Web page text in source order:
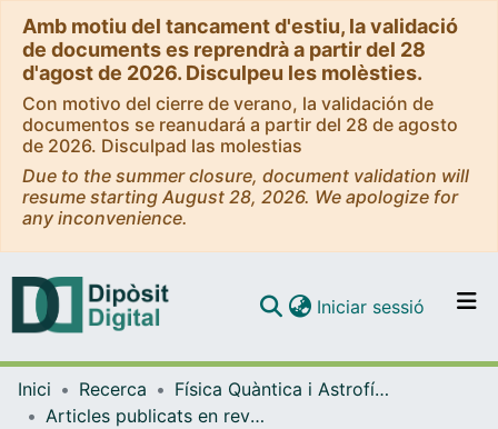
Amb motiu del tancament d'estiu, la validació
de documents es reprendrà a partir del 28
d'agost de 2026. Disculpeu les molèsties.
Con motivo del cierre de verano, la validación de
documentos se reanudará a partir del 28 de agosto
de 2026. Disculpad las molestias
Due to the summer closure, document validation will
resume starting August 28, 2026. We apologize for
any inconvenience.
Navega per tot el DD
Iniciar sessió (current)
Inici Recerca
Física Quàntica i Astrofísica
Articles publicats en revistes (Física Quàntica i Astrofísica)